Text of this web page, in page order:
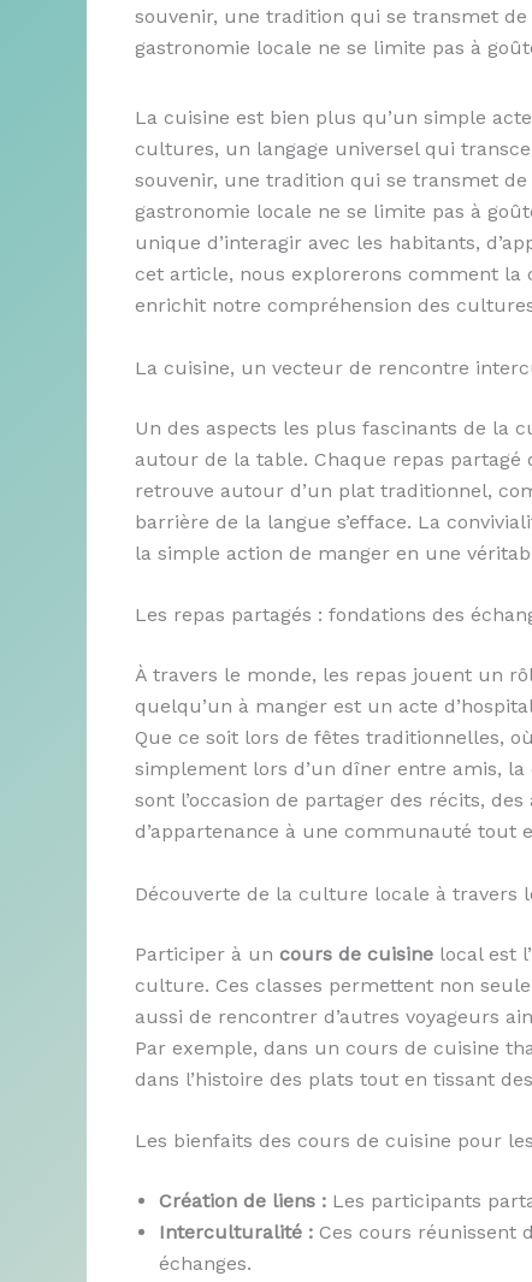
souvenir, une tradition qui se transmet
gastronomie locale ne se limite pas à
La cuisine est bien plus qu’un simple
cultures, un langage universel qui
souvenir, une tradition qui se transmet
gastronomie locale ne se limite pas à
unique d’interagir avec les habitants,
cet article, nous explorerons comment la
enrichit notre compréhension des
La cuisine, un vecteur de rencontre
Un des aspects les plus fascinants de la
autour de la table. Chaque repas partagé
retrouve autour d’un plat traditionnel,
barrière de la langue s’efface. La
la simple action de manger en une
Les repas partagés : fondations des
À travers le monde, les repas jouent un
quelqu’un à manger est un acte
Que ce soit lors de fêtes traditionnelles,
simplement lors d’un dîner entre amis,
sont l’occasion de partager des récits,
d’appartenance à une communauté tout
Découverte de la culture locale à travers
Participer à un cours de cuisine local est
culture. Ces classes permettent non
aussi de rencontrer d’autres voyageurs
Par exemple, dans un cours de cuisine
dans l’histoire des plats tout en tissant
Les bienfaits des cours de cuisine pour
Création de liens : Les participants
Interculturalité : Ces cours réunissent
échanges.